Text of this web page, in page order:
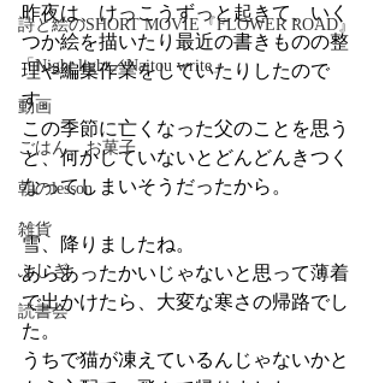
詩と絵のSHORT MOVIE『FLOWER ROAD』
「Night light／Naitou write」
動画
ごはん、お菓子
朝のlesson
雑貨
ふしぎ
読書会
昨夜は、けっこうずっと起きて、いく
つか絵を描いたり最近の書きものの整
理や編集作業をしていたりしたので
す。
この季節に亡くなった父のことを思う
と、何かしていないとどんどんきつく
なってしまいそうだったから。
雪、降りましたね。
あらあったかいじゃないと思って薄着
で出かけたら、大変な寒さの帰路でし
た。
うちで猫が凍えているんじゃないかと